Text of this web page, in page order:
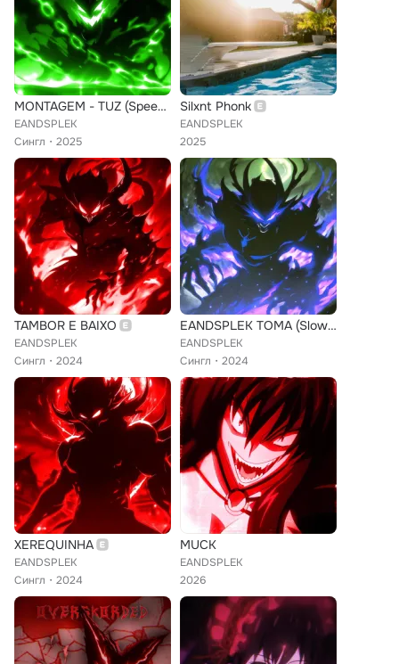
MONTAGEM - TUZ (Speed Up)
EANDSPLEK
Сингл
2025
Silxnt Phonk
EANDSPLEK
2025
TAMBOR E BAIXO
EANDSPLEK
Сингл
2024
EANDSPLEK TOMA (Slowed)
EANDSPLEK
Сингл
2024
XEREQUINHA
EANDSPLEK
Сингл
2024
MUCK
EANDSPLEK
2026